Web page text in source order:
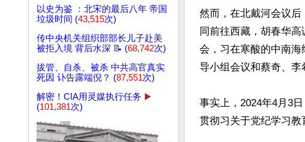
以史为鉴 ：北宋的最后八年 帝国
垃圾时间 (43,515次)
传中央机关组织部部长儿子赴美
被拒入境 背后水深 📝 (68,742次)
拔管、自杀、被杀 中共高官真实
死因 讣告露端倪？ (87,551次)
解密！CIA用灵媒执行任务 ▶️
(101,381次)
然而，在北戴河会议
同前往西藏，胡春华
会，习在寒酸的中南
导小组会议和蔡奇、李
事实上，2024年4月3
贯彻习关于党纪学习教